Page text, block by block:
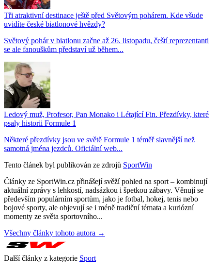
Tři atraktivní destinace ještě před Světovým pohárem. Kde všude
uvidíte české biatlonové hvězdy?
Světový pohár v biatlonu začne až 26. listopadu, čeští reprezentanti
se ale fanouškům představí už během...
Ledový muž, Profesor, Pan Monako i Létající Fin. Přezdívky, které
psaly historii Formule 1
Některé přezdívky jsou ve světě Formule 1 téměř slavnější než
samotná jména jezdců. Oficiální web...
Tento článek byl publikován ze zdrojů SportWin
Články ze SportWin.cz přinášejí svěží pohled na sport – kombinují
aktuální zprávy s lehkostí, nadsázkou i špetkou zábavy. Věnují se
především populárním sportům, jako je fotbal, hokej, tenis nebo
bojové sporty, ale objevují se i méně tradiční témata a kuriózní
momenty ze světa sportovního...
Všechny články tohoto autora →
Další články z kategorie Sport